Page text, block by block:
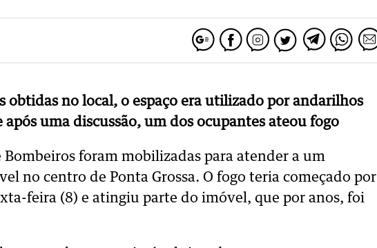
obtidas no local, o espaço era utilizado por andarilhos
uma discussão, um dos ocupantes ateou fogo
Bombeiros foram mobilizadas para atender a um
no centro de Ponta Grossa. O fogo teria começado por
feira (8) e atingiu parte do imóvel, que por anos, foi